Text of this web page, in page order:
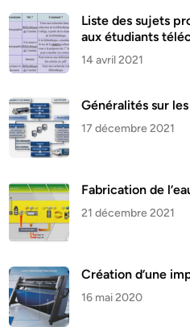
Liste des sujets
aux étudiants
14 avril 2021
Généralités sur
17 décembre 2021
Fabrication de
21 décembre 2021
Création d’une
16 mai 2020